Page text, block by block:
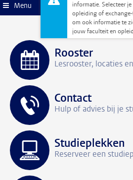
informatie. Selecteer je
opleiding of
om ook informatie te
jouw faculteit en
Menu
Rooster
Lesrooster, locaties
Contact
Hulp of advies bij je
Studieplekken
Reserveer een